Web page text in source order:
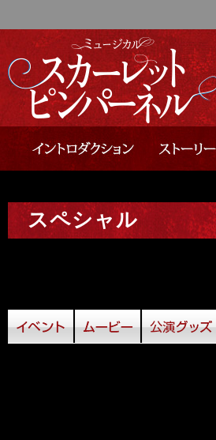
スペシャル